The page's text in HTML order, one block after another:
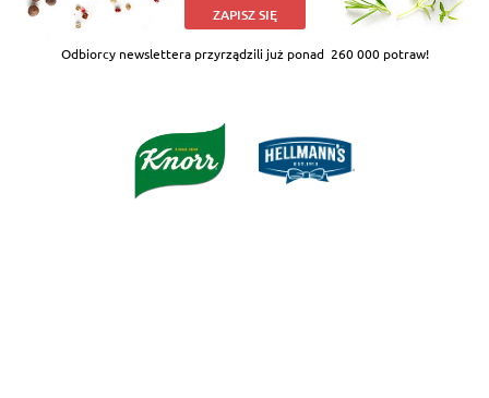
ZAPISZ SIĘ
Odbiorcy newslettera przyrządzili już ponad 260 000 potraw!